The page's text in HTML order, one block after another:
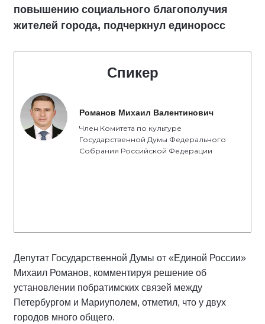
повышению социального благополучия
жителей города, подчеркнул единоросс
Спикер
Романов Михаил Валентинович
Член Комитета по культуре
Государственной Думы Федерального
Собрания Российской Федерации
Депутат Государственной Думы от «Единой России»
Михаил Романов, комментируя решение об
установлении побратимских связей между
Петербургом и Мариуполем, отметил, что у двух
городов много общего.